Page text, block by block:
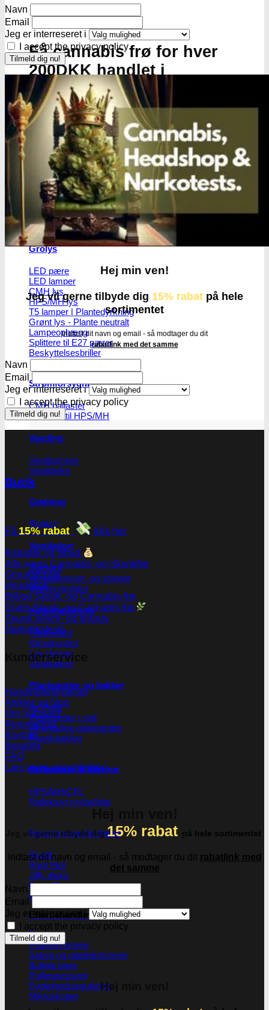
Få cannabis frø for hver
200DKK handlet i
headshoppen
Gå til headshoppen
Groudstyr
Groudstyr
Grolys
LED pære
LED lamper
CMH lys
HPS/MH lys
T5 lamper | Plantedyrkning
Grønt lys - Plante neutralt
Lampeophæng
Splittere til E27 pærer
Beskyttelsesbriller
Strømforsygning
CMH ballaster
Ballaster til HPS/MH
Vanding
Vandpumper
Vandtanke
Gødning
Biobizz
Ventilation
Blæsere
Ventilationsrør -og slanger
Blæseregulator
Automatisering
Tidskontrol
Klimakontrol
Lys skinner
Vandkølere
Plantepotter og bakker
Air-Pot®
Plantepotter i stof
Almindelige plantepotter
Plastikbakker
Reflektorer & tilbehør
HPS/MH/CFL
Refleksivt mylar/folie
Forspiring og plantestart
Root!t
Root Riot
Jiffy disks
Eazy Plugs
Grodan
Efterbehandling
Tørrenet
Plantetrimmere
Sakse og plantetrimmere
Bubble bags
Pollenpressere
Fugtighedsregulering
Mikroskoper
Navn
Email
Jeg er interreseret i
I accept the privacy policy
Hej min ven!
Jeg vil gerne tilbyde dig 15% rabat på hele
sortimentet
Indtast dit navn og email - så modtager du dit
rabatlink med det samme
Navn
Email
Jeg er interreseret i
I accept the privacy policy
Butik
Få 15% rabat Klik her
Rabatter og tilbud
Alle vores Cannabis -og Skunkfrø
Groudstyr
Headshop
Billige Skunk -og Cannabis frø
Gratis Skunk -og Cannabis frø
Skunk avlere- og brands
Narkotikatests
Kunderservice
Handelsbetingelser
Artikler og blog
Om Subseed
Returnering
Kontakt
Betaling
FAQ
Læs vores anmeldelser
Jeg vil gerne tilbyde dig15% rabat på hele sortimentet
Indtast dit navn og email - så modtager du dit rabatlink med
det samme
Navn
Email
Jeg er interreseret i
I accept the privacy policy
Hej min ven!